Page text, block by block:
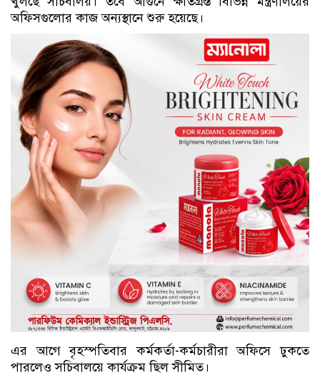
অফিসগুলোর কাজ অন্যস্থানে শুরু হয়েছে।
এর আগে বৃহস্পতিবার কর্মকর্তা-কর্মচারীরা অফিসে ঢুকতে
পারলেও সচিবালয়ে কার্যক্রম ছিল সীমিত।